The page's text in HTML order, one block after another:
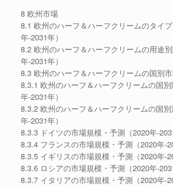
8 欧州市場
8.1 欧州のハーフ＆ハーフクリームのタイ
年-2031年）
8.2 欧州のハーフ＆ハーフクリームの用途
年-2031年）
8.3 欧州のハーフ＆ハーフクリームの国別
8.3.1 欧州のハーフ＆ハーフクリームの国
年-2031年）
8.3.2 欧州のハーフ＆ハーフクリームの国
年-2031年）
8.3.3 ドイツの市場規模・予測（2020年-
8.3.4 フランスの市場規模・予測（2020年-
8.3.5 イギリスの市場規模・予測（2020年-
8.3.6 ロシアの市場規模・予測（2020年-
8.3.7 イタリアの市場規模・予測（2020年-